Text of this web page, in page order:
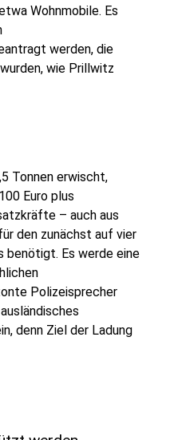
Wohnmobile. Es
werden, die
wie Prillwitz
Tonnen erwischt,
Euro plus
– auch aus
den zunächst auf vier
benötigt. Es werde eine
Polizeisprecher
denn Ziel der Ladung